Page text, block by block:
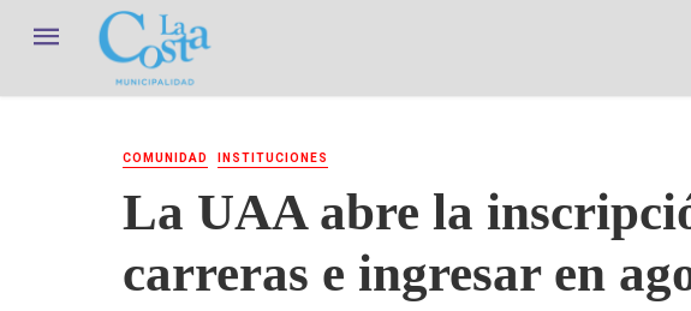
COMUNIDAD INSTITUCIONES
La UAA abre la
carreras e ingresar en